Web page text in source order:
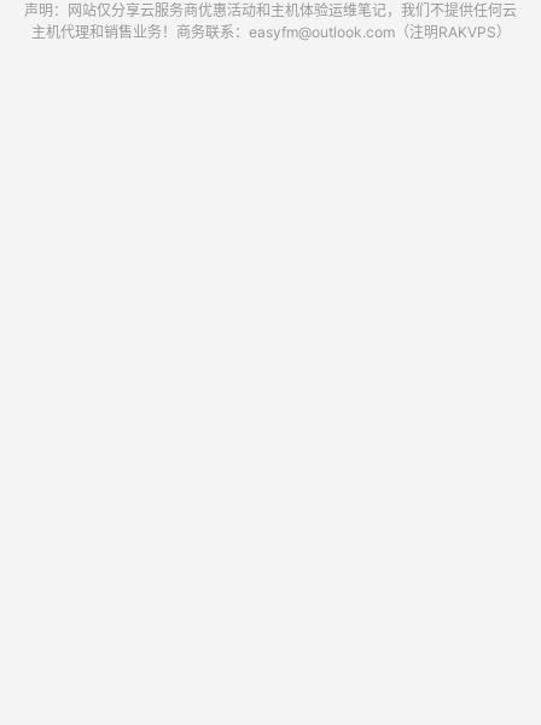
声明：网站仅分享云服务商优惠活动和主机体验运维笔记，我们不提供任何云
主机代理和销售业务！商务联系：easyfm@outlook.com（注明RAKVPS）